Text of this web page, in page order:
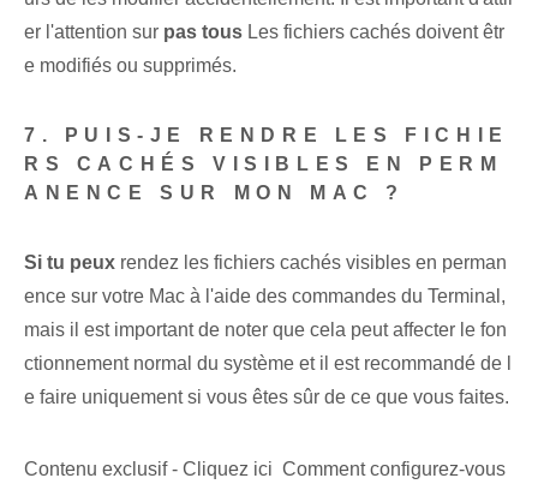
er l'attention sur pas tous Les fichiers cachés doivent êtr
e modifiés ou supprimés.
7. PUIS-JE RENDRE LES FICHIE
RS CACHÉS VISIBLES EN PERM
ANENCE SUR MON MAC ?
Si tu peux rendez les fichiers cachés visibles en perman
ence sur votre Mac à l'aide des commandes du Terminal,
mais il est important de noter que cela peut affecter le fon
ctionnement normal du système et il est recommandé de l
e faire uniquement si vous êtes sûr de ce que vous faites.
Contenu exclusif - Cliquez ici Comment configurez-vous